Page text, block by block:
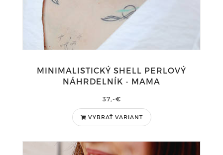
MINIMALISTICKÝ SHELL PERLOVÝ
NÁHRDELNÍK - MAMA
37,-€
VYBRAŤ VARIANT